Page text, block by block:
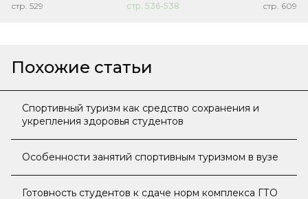
стр. 529 стр. 536-538 стр. 609
Похожие статьи
Спортивный туризм как средство сохранения и
укрепления здоровья студентов
Особенности занятий спортивным туризмом в вузе
Готовность студентов к сдаче норм комплекса ГТО